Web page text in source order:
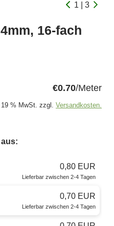
1 | 3
16-fach
€0.70/Meter
% MwSt. zzgl. Versandkosten.
0,80 EUR
Lieferbar zwischen 2-4 Tagen
0,70 EUR
Lieferbar zwischen 2-4 Tagen